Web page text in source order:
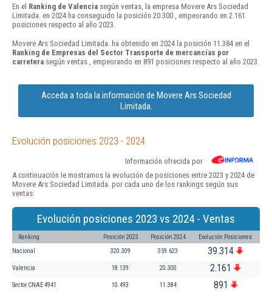
En el Ranking de Valencia según ventas, la empresa Movere Ars Sociedad
Limitada. en 2024 ha conseguido la posición 20.300 , empeorando en 2.161
posiciones respecto al año 2023.
Movere Ars Sociedad Limitada. ha obtenido en 2024 la posición 11.384 en el
Ranking de Empresas del Sector Transporte de mercancías por
carretera según ventas , empeorando en 891 posiciones respecto al año 2023.
Acceda a toda la información de Movere Ars Sociedad
Limitada.
Evolución posiciones 2023 - 2024
Información ofrecida por
A continuación le mostramos la evolución de posiciones entre 2023 y 2024 de
Movere Ars Sociedad Limitada. por cada uno de los rankings según sus
ventas:
Evolución posiciones 2023 vs 2024 - Ventas
Ranking Posición 2023 Posición 2024 Evolución Posiciones
Nacional 320.309 359.623 39.314
Valencia 18.139 20.300 2.161
Sector CNAE 4941 10.493 11.384 891